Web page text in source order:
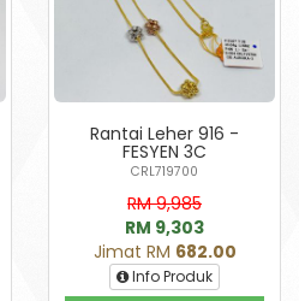
Rantai Leher 916 -
FESYEN 3C
CRL719700
RM 9,985
RM 9,303
Jimat RM 682.00
Info Produk